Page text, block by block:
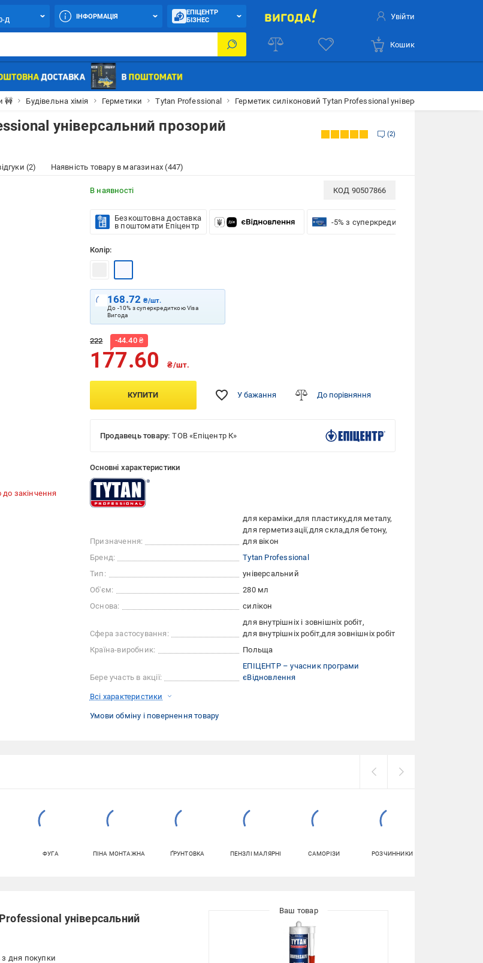
Д
ІНФОРМАЦІЯ
ЕПІЦЕНТР
БІЗНЕС
Увійти
Кошик
🚧 Будівельна хімія Герметики Tytan Professional Герметик силіконовий Tytan Professional універсальний
універсальний прозорий
2
(2) Наявність товару в магазинах (447)
до закінчення
В наявності КОД 90507866
Безкоштовна доставка
в поштомати Епіцентр
-5% з суперкредиткою VISA Вигода
Колір:
168.72₴/шт.
До -10% з суперкредиткою Visa
Вигода
222 -44.40₴
177.60 ₴/шт.
КУПИТИ У бажання До порівняння
Продавець товару: ТОВ «Епіцентр К»
Основні характеристики
Призначення:
для кераміки для пластику для металу
для герметизації для скла для бетону
для вікон
Бренд:
Tytan Professional
Тип:
універсальний
Об'єм:
280 мл
Основа:
силікон
Сфера застосування:
для внутрішніх і зовнішніх робіт
для внутрішніх робіт для зовнішніх робіт
Країна-виробник:
Польща
Бере участь в акції:
ЕПІЦЕНТР – учасник програми
єВідновлення
Всі характеристики
Умови обміну і повернення товару
ФУГА ПІНА МОНТАЖНА ҐРУНТОВКА ПЕНЗЛІ МАЛЯРНІ САМОРІЗИ РОЗЧИННИКИ
універсальний
з дня покупки